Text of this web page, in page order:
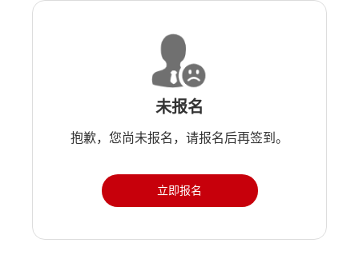
未报名
抱歉，您尚未报名，请报名后再签到。
立即报名